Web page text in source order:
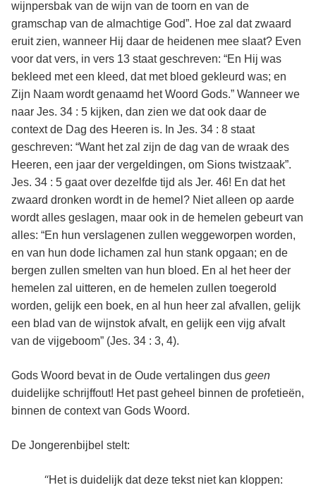
wijnpersbak van de wijn van de toorn en van de
gramschap van de almachtige God”. Hoe zal dat zwaard
eruit zien, wanneer Hij daar de heidenen mee slaat? Even
voor dat vers, in vers 13 staat geschreven: “En Hij was
bekleed met een kleed, dat met bloed gekleurd was; en
Zijn Naam wordt genaamd het Woord Gods.” Wanneer we
naar Jes. 34 : 5 kijken, dan zien we dat ook daar de
context de Dag des Heeren is. In Jes. 34 : 8 staat
geschreven: “Want het zal zijn de dag van de wraak des
Heeren, een jaar der vergeldingen, om Sions twistzaak”.
Jes. 34 : 5 gaat over dezelfde tijd als Jer. 46! En dat het
zwaard dronken wordt in de hemel? Niet alleen op aarde
wordt alles geslagen, maar ook in de hemelen gebeurt van
alles: “En hun verslagenen zullen weggeworpen worden,
en van hun dode lichamen zal hun stank opgaan; en de
bergen zullen smelten van hun bloed. En al het heer der
hemelen zal uitteren, en de hemelen zullen toegerold
worden, gelijk een boek, en al hun heer zal afvallen, gelijk
een blad van de wijnstok afvalt, en gelijk een vijg afvalt
van de vijgeboom” (Jes. 34 : 3, 4).
Gods Woord bevat in de Oude vertalingen dus geen
duidelijke schrijffout! Het past geheel binnen de profetieën,
binnen de context van Gods Woord.
De Jongerenbijbel stelt:
“Het is duidelijk dat deze tekst niet kan kloppen: